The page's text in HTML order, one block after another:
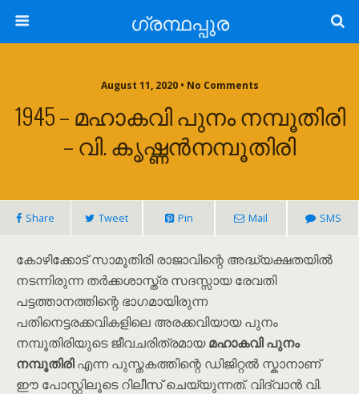
ഗ്രന്ഥപ്പുര
August 11, 2020 • No Comments
1945 – മഹാകവി പുനം നമ്പൂതിരി
– വി. കൃഷ്ണൻനമ്പൂതിരി
Share Tweet Pin Mail SMS
കോഴിക്കോട് സാമൂതിരി രാജാവിന്റെ അദ്ധ്യക്ഷതയിൽ
നടന്നിരുന്ന തർക്കശാസ്ത്ര സദസ്സായ രേവതി
പട്ടത്താനത്തിന്റെ ഭാഗമായിരുന്ന
പതിനെട്ടരക്കവികളിലെ അരക്കവിയായ പുനം
നമ്പൂതിരിയുടെ ജീവചരിത്രമായമഹാകവി പുനം
നമ്പൂതിരിഎന്ന പുസ്തകത്തിന്റെ ഡിജിറ്റൽ സ്കാനാണ്
ഈ പോസ്റ്റിലൂടെ റിലീസ് ചെയ്യുന്നത്. വിദ്വാൻ വി.